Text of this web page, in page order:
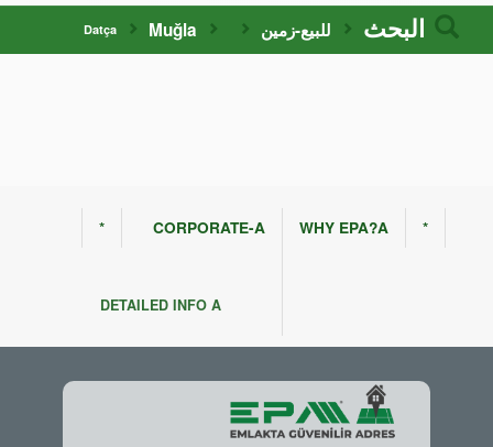
البحث للبيع-زمین Muğla
Datça
* CORPORATE-A
DETAILED INFO A
WHY EPA?A *